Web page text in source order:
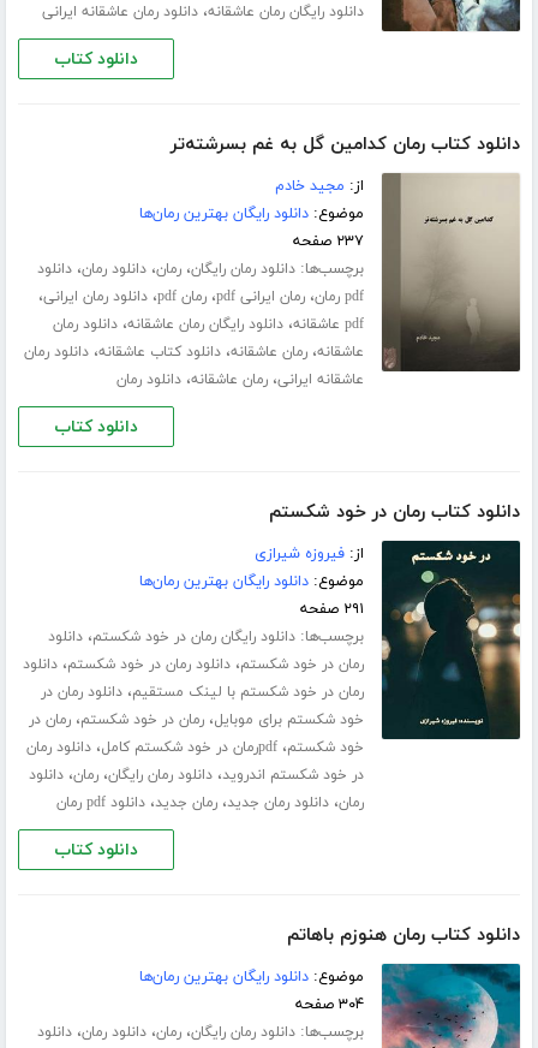
دانلود رایگان رمان عاشقانه،دانلود رمان عاشقانه ایرانی
دانلود کتاب
دانلود کتاب رمان کدامین گل به غم بسرشته‌تر
از: مجید خادم
موضوع:دانلود رایگان بهترین رمان‌ها
۲۳۷ صفحه
برچسب‌ها:دانلود رمان رایگان،رمان،دانلود رمان،دانلود
pdf رمان
،رمان ایرانی pdf ،رمان pdf ،دانلود رمان ایرانی،
pdf عاشقانه ،دانلود رایگان رمان عاشقانه،دانلود رمان
عاشقانه،رمان عاشقانه،دانلود کتاب عاشقانه،دانلود رمان
عاشقانه ایرانی،رمان عاشقانه،دانلود رمان
دانلود کتاب
دانلود کتاب رمان در خود شکستم
از:فیروزه شیرازی
موضوع:دانلود رایگان بهترین رمان‌ها
۲۹۱ صفحه
برچسب‌ها:دانلود رایگان رمان در خود شکستم،دانلود
رمان در خود شکستم،دانلود رمان در خود شکستم،دانلود
رمان در خود شکستم با لینک مستقیم،دانلود رمان در
خود شکستم برای موبایل،رمان در خود شکستم،رمان در
خود شکستم،pdfرمان در خود شکستم کامل ،دانلود رمان
در خود شکستم اندروید،دانلود رمان رایگان،رمان،دانلود
رمان،دانلود رمان جدید،رمان جدید،دانلود pdf رمان
دانلود کتاب
دانلود کتاب رمان هنوزم باهاتم
موضوع:دانلود رایگان بهترین رمان‌ها
۳۰۴ صفحه
برچسب‌ها:دانلود رمان رایگان،رمان،دانلود رمان،دانلود